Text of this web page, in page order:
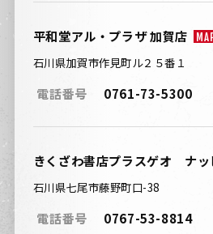
平和堂アル・プラザ 加賀店
石川県加賀市作見町ル
電話番号 0761-73-5300
きくざわ書店プラスゲオ ナッ
石川県七尾市藤野町口-38
電話番号 0767-53-8814